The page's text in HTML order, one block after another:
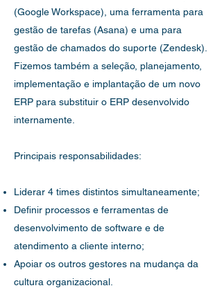
(Google Workspace), uma ferramenta para
gestão de tarefas (Asana) e uma para
gestão de chamados do suporte (Zendesk).
Fizemos também a seleção, planejamento,
implementação e implantação de um novo
ERP para substituir o ERP desenvolvido
internamente.
Principais responsabilidades:
Liderar 4 times distintos simultaneamente;
Definir processos e ferramentas de
desenvolvimento de software e de
atendimento a cliente interno;
Apoiar os outros gestores na mudança da
cultura organizacional.